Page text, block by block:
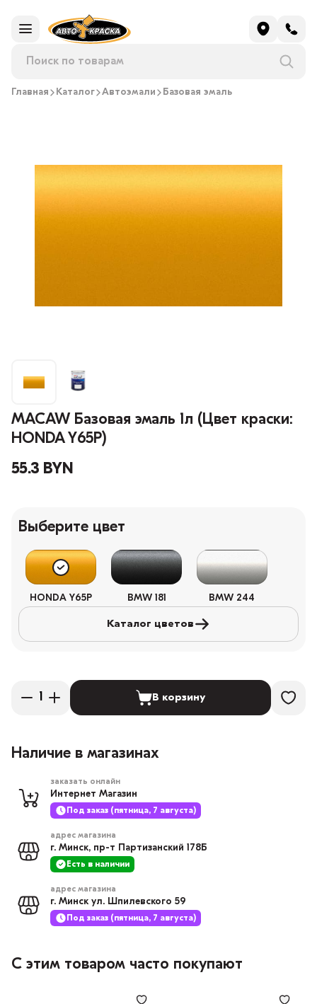
Главная Каталог Автоэмали Базовая эмаль
MACAW Базовая эмаль 1л (Цвет краски:
HONDA Y65P)
55.3 BYN
Выберите цвет
HONDA Y65P BMW 181 BMW 244
Каталог цветов
В корзину
Наличие в магазинах
заказать онлайн
Интернет Магазин
Под заказ (пятница, 7 августа)
адрес магазина
г. Минск, пр-т Партизанский 178Б
Есть в наличии
адрес магазина
г. Минск ул. Шпилевского 59
Под заказ (пятница, 7 августа)
С этим товаром часто покупают